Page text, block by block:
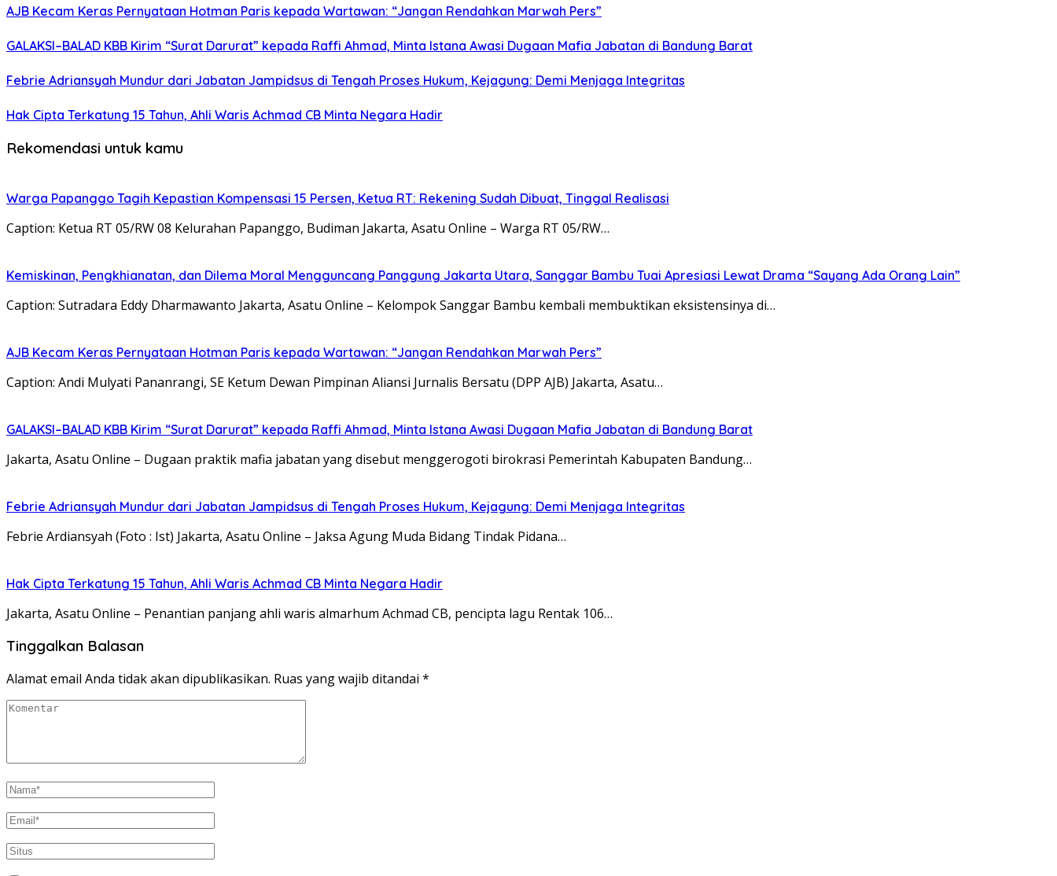
AJB Kecam Keras Pernyataan Hotman Paris kepada Wartawan: “Jangan Rendahkan Marwah Pers”
GALAKSI–BALAD KBB Kirim “Surat Darurat” kepada Raffi Ahmad, Minta Istana Awasi Dugaan Mafia Jabatan di Bandung Barat
Febrie Adriansyah Mundur dari Jabatan Jampidsus di Tengah Proses Hukum, Kejagung: Demi Menjaga Integritas
Hak Cipta Terkatung 15 Tahun, Ahli Waris Achmad CB Minta Negara Hadir
Rekomendasi untuk kamu
Warga Papanggo Tagih Kepastian Kompensasi 15 Persen, Ketua RT: Rekening Sudah Dibuat, Tinggal Realisasi
Caption: Ketua RT 05/RW 08 Kelurahan Papanggo, Budiman Jakarta, Asatu Online – Warga RT 05/RW…
Kemiskinan, Pengkhianatan, dan Dilema Moral Mengguncang Panggung Jakarta Utara, Sanggar Bambu Tuai Apresiasi Lewat Drama “Sayang Ada Orang Lain”
Caption: Sutradara Eddy Dharmawanto Jakarta, Asatu Online – Kelompok Sanggar Bambu kembali membuktikan eksistensinya di…
AJB Kecam Keras Pernyataan Hotman Paris kepada Wartawan: “Jangan Rendahkan Marwah Pers”
Caption: Andi Mulyati Pananrangi, SE Ketum Dewan Pimpinan Aliansi Jurnalis Bersatu (DPP AJB) Jakarta, Asatu…
GALAKSI–BALAD KBB Kirim “Surat Darurat” kepada Raffi Ahmad, Minta Istana Awasi Dugaan Mafia Jabatan di Bandung Barat
Jakarta, Asatu Online – Dugaan praktik mafia jabatan yang disebut menggerogoti birokrasi Pemerintah Kabupaten Bandung…
Febrie Adriansyah Mundur dari Jabatan Jampidsus di Tengah Proses Hukum, Kejagung: Demi Menjaga Integritas
Febrie Ardiansyah (Foto : Ist) Jakarta, Asatu Online – Jaksa Agung Muda Bidang Tindak Pidana…
Hak Cipta Terkatung 15 Tahun, Ahli Waris Achmad CB Minta Negara Hadir
Jakarta, Asatu Online – Penantian panjang ahli waris almarhum Achmad CB, pencipta lagu Rentak 106…
Tinggalkan Balasan
Alamat email Anda tidak akan dipublikasikan. Ruas yang wajib ditandai *